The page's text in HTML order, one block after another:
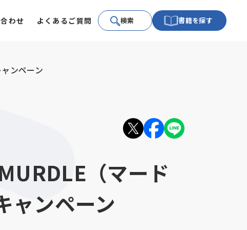
わせ よくあるご質問 検索 書籍を探す
ンペーン
（マード
ャンペーン